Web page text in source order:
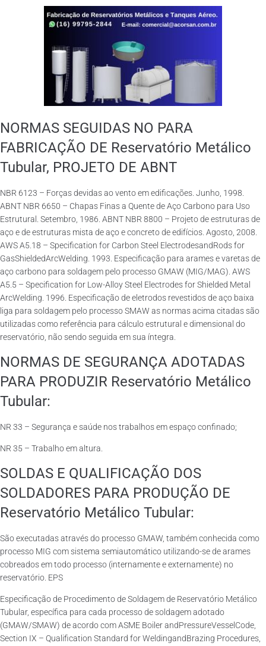
NORMAS SEGUIDAS NO PARA
FABRICAÇÃO DE Reservatório Metálico
Tubular, PROJETO DE ABNT
NBR 6123 – Forças devidas ao vento em edificações. Junho, 1998.
ABNT NBR 6650 – Chapas Finas a Quente de Aço Carbono para Uso
Estrutural. Setembro, 1986. ABNT NBR 8800 – Projeto de estruturas de
aço e de estruturas mista de aço e concreto de edifícios. Agosto, 2008.
AWS A5.18 – Specification for Carbon Steel ElectrodesandRods for
GasShieldedArcWelding. 1993. Especificação para arames e varetas de
aço carbono para soldagem pelo processo GMAW (MIG/MAG). AWS
A5.5 – Specification for Low-Alloy Steel Electrodes for Shielded Metal
ArcWelding. 1996. Especificação de eletrodos revestidos de aço baixa
liga para soldagem pelo processo SMAW as normas acima citadas são
utilizadas como referência para cálculo estrutural e dimensional do
reservatório, não sendo seguida em sua íntegra.
NORMAS DE SEGURANÇA ADOTADAS
PARA PRODUZIR Reservatório Metálico
Tubular:
NR 33 – Segurança e saúde nos trabalhos em espaço confinado;
NR 35 – Trabalho em altura.
SOLDAS E QUALIFICAÇÃO DOS
SOLDADORES PARA PRODUÇÃO DE
Reservatório Metálico Tubular:
São executadas através do processo GMAW, também conhecida como
processo MIG com sistema semiautomático utilizando-se de arames
cobreados em todo processo (internamente e externamente) no
reservatório. EPS
Especificação de Procedimento de Soldagem de Reservatório Metálico
Tubular, específica para cada processo de soldagem adotado
(GMAW/SMAW) de acordo com ASME Boiler andPressureVesselCode,
Section IX – Qualification Standard for WeldingandBrazing Procedures,